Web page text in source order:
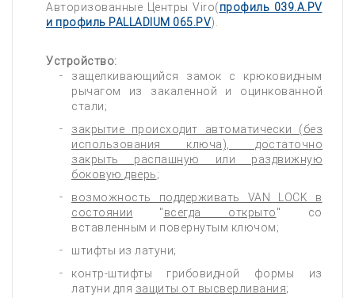
Авторизованные Центры Viro(профиль 039.A.PV
и профиль PALLADIUM 065.PV).
Устройство:
защелкивающийся замок с крюковидным
рычагом из закаленной и оцинкованной
стали;
закрытие происходит автоматически (без
использования ключа), достаточно
закрыть распашную или раздвижную
боковую дверь;
возможность поддерживать VAN LOCK в
состоянии "всегда открыто" со
вставленным и повернутым ключом;
штифты из латуни;
контр-штифты грибовидной формы из
латуни для защиты от высверливания;